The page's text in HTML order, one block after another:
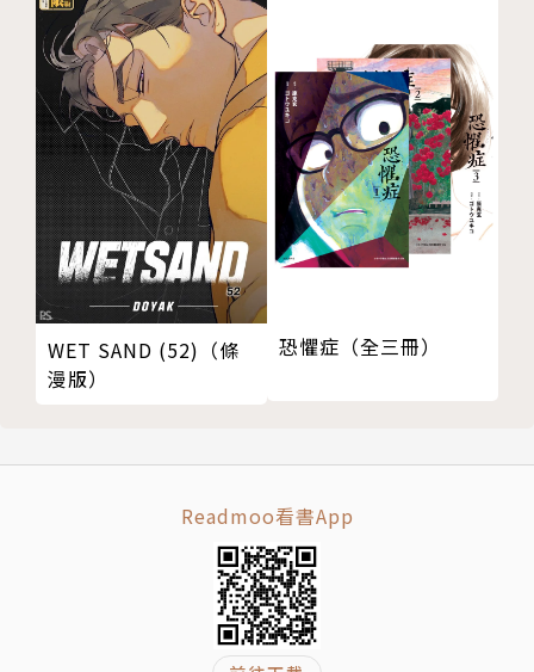
WET SAND (52)（條
漫版）
恐懼症（全三冊）
Readmoo看書App